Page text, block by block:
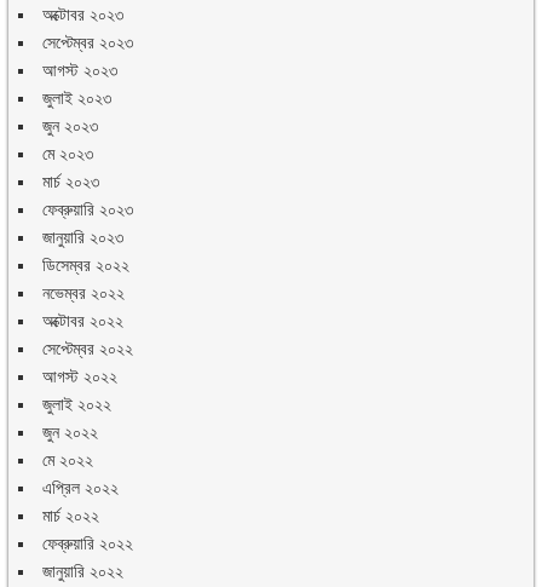
অক্টোবর ২০২৩
সেপ্টেম্বর ২০২৩
আগস্ট ২০২৩
জুলাই ২০২৩
জুন ২০২৩
মে ২০২৩
মার্চ ২০২৩
ফেব্রুয়ারি ২০২৩
জানুয়ারি ২০২৩
ডিসেম্বর ২০২২
নভেম্বর ২০২২
অক্টোবর ২০২২
সেপ্টেম্বর ২০২২
আগস্ট ২০২২
জুলাই ২০২২
জুন ২০২২
মে ২০২২
এপ্রিল ২০২২
মার্চ ২০২২
ফেব্রুয়ারি ২০২২
জানুয়ারি ২০২২